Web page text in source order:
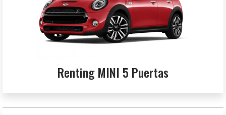
Renting MINI 5 Puertas